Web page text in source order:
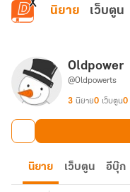
ข้ามไปยังเนื้อหาหลัก
นิยาย เว็บตูน
Oldpower
@Oldpowerts
3 นิยาย0 เว็บตูน0
นิยาย เว็บตูน อีบุ๊ก